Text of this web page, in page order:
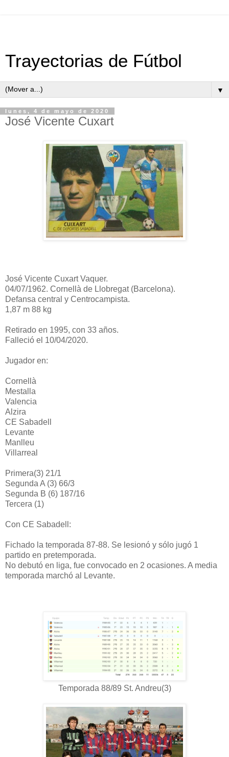
Trayectorias de Fútbol
▼
lunes, 4 de mayo de 2020
José Vicente Cuxart
José Vicente Cuxart Vaquer.
04/07/1962. Cornellà de Llobregat (Barcelona).
Defansa central y Centrocampista.
1,87 m 88 kg
Retirado en 1995, con 33 años.
Falleció el 10/04/2020.
Jugador en:
Cornellà
Mestalla
Valencia
Alzira
CE Sabadell
Levante
Manlleu
Villarreal
Primera(3) 21/1
Segunda A (3) 66/3
Segunda B (6) 187/16
Tercera (1)
Con CE Sabadell:
Fichado la temporada 87-88. Se lesionó y sólo jugó 1
partido en pretemporada.
No debutó en liga, fue convocado en 2 ocasiones. A media
temporada marchó al Levante.
Temporada 88/89 St. Andreu(3)